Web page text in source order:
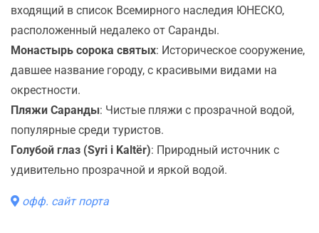
входящий в список Всемирного наследия ЮНЕСКО,
расположенный недалеко от Саранды.
Монастырь сорока святых: Историческое сооружение,
давшее название городу, с красивыми видами на
окрестности.
Пляжи Саранды: Чистые пляжи с прозрачной водой,
популярные среди туристов.
Голубой глаз (Syri i Kaltër): Природный источник с
удивительно прозрачной и яркой водой.
офф. сайт порта